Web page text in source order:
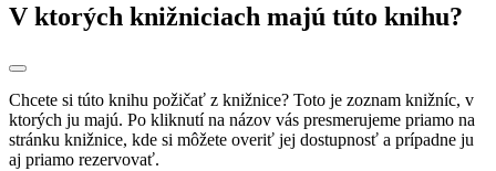
V ktorých knižniciach majú túto knihu?
Chcete si túto knihu požičať z knižnice? Toto je zoznam knižníc, v
ktorých ju majú. Po kliknutí na názov vás presmerujeme priamo na
stránku knižnice, kde si môžete overiť jej dostupnosť a prípadne ju
aj priamo rezervovať.